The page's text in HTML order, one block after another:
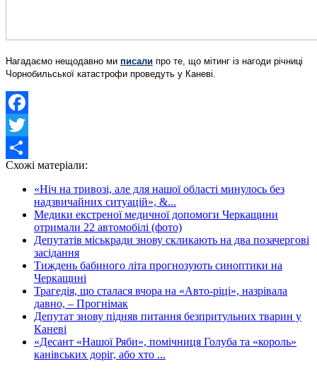
Нагадаємо нещодавно ми писали про те, що мітинг із нагоди річниці
Чорнобильської катастрофи проведуть у Каневі.
Facebook
Twitter
Share
Схожі матеріали:
«Ніч на тривозі, але для нашої області минулось без
надзвичайних ситуацій», &...
Медики екстреної медичної допомоги Черкащини
отримали 22 автомобілі (фото)
Депутатів міськради знову скликають на два позачергові
засідання
Тиждень бабиного літа прогнозують синоптики на
Черкащині
Трагедія, що сталася вчора на «Авто-ріці», назрівала
давно, – Прогнімак
Депутат знову підняв питання безпритульних тварин у
Каневі
«Десант «Нашої Ряби», помічниця Голуба та «король»
канівських доріг, або хто ...